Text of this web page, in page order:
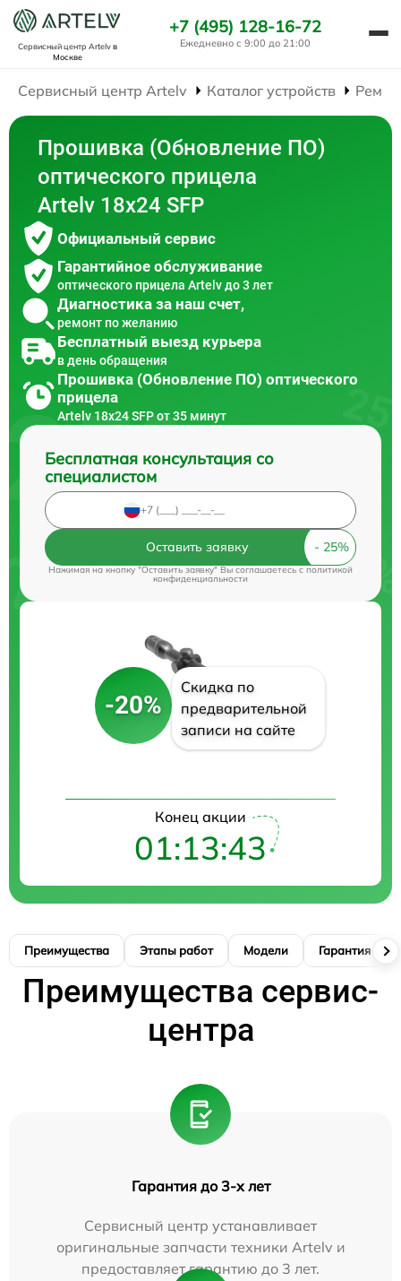
Сервисный центр Artelvв
Москве
+7 (495) 128-16-72
Ежедневно с 9:00 до 21:00
Сервисный центр Artelv Каталог устройств
Прошивка (Обновление ПО)
оптического прицела
Artelv 18x24 SFP
Официальный сервис
Гарантийное обслуживание
оптического прицела Artelv до 3 лет
Диагностика за наш счет,
ремонт по желанию
Бесплатный выезд курьера
в день обращения
Прошивка (Обновление ПО) оптического
прицела
Artelv 18x24 SFP от 35 минут
Бесплатная консультация со
специалистом
Оставить заявку
Нажимая на кнопку "Оставить заявку" Вы соглашаетесь cполитикой
конфиденциальности
-20%
Скидка по
предварительной
записи на сайте
Конец акции
01:13:41
Преимущества Этапы работ Модели Гарантия
Преимущества сервис-
центра
Гарантия до 3-х лет
Сервисный центр устанавливает
оригинальные запчасти техники Artelv и
предоставляет гарантию до 3 лет.